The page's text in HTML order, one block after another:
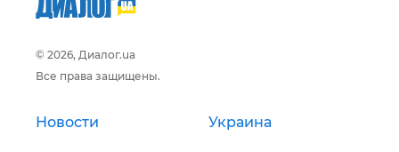
© 2026, Диалог.ua
Все права защищены.
Новости Украина